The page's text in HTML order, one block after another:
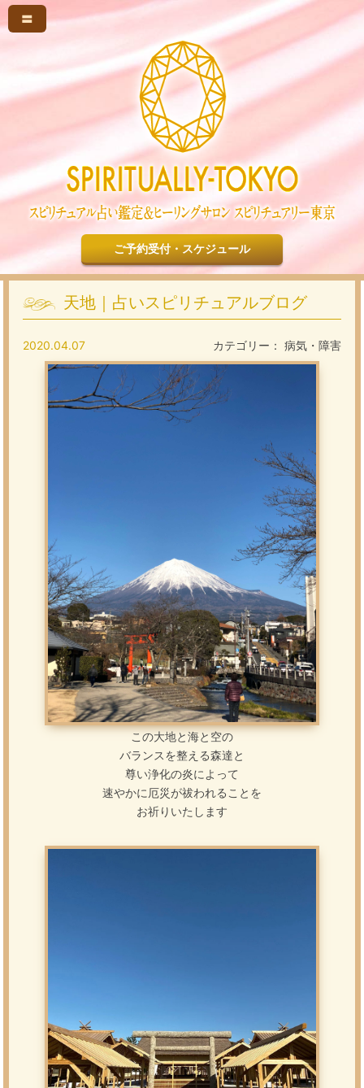
〓
ご予約受付・スケジュール
天地｜占いスピリチュアルブログ
カテゴリー： 病気・障害
2020.04.07
この大地と海と空の
バランスを整える森達と
尊い浄化の炎によって
速やかに厄災が祓われることを
お祈りいたします